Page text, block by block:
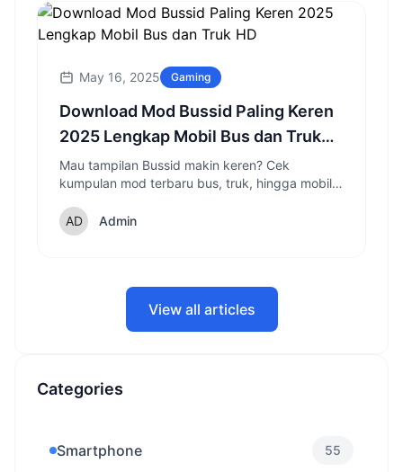
May 16, 2025 Gaming
Download Mod Bussid Paling Keren
2025 Lengkap Mobil Bus dan Truk
HD
Mau tampilan Bussid makin keren? Cek
kumpulan mod terbaru bus, truk, hingga mobil
Admin
View all articles
Categories
Smartphone 55